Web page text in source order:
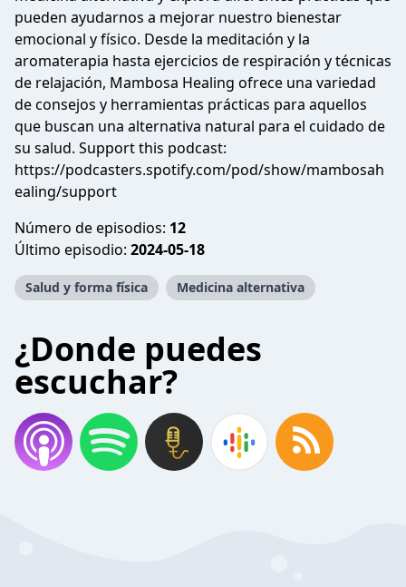
pueden ayudarnos a mejorar nuestro bienestar
emocional y físico. Desde la meditación y la
aromaterapia hasta ejercicios de respiración y técnicas
de relajación, Mambosa Healing ofrece una variedad
de consejos y herramientas prácticas para aquellos
que buscan una alternativa natural para el cuidado de
su salud. Support this podcast:
https://podcasters.spotify.com/pod/show/mambosah
ealing/support
Número de episodios: 12
Último episodio: 2024-05-18
Salud y forma física Medicina alternativa
¿Donde puedes
escuchar?